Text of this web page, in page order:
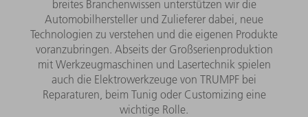
breites Branchenwissen unterstützen wir die
Automobilhersteller und Zulieferer dabei, neue
Technologien zu verstehen und die eigenen Produkte
voranzubringen. Abseits der Großserienproduktion
mit Werkzeugmaschinen und Lasertechnik spielen
auch die Elektrowerkzeuge von TRUMPF bei
Reparaturen, beim Tunig oder Customizing eine
wichtige Rolle.